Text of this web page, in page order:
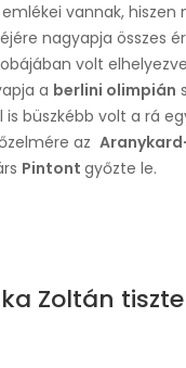
vannak, hiszen
nagyapja összes
volt
a berlini olimpián
büszkébb volt a rá
az
Pintont győzte le.
Zoltán